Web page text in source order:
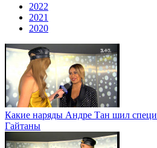
2022
2021
2020
Какие наряды Андре Тан шил
Гайтаны